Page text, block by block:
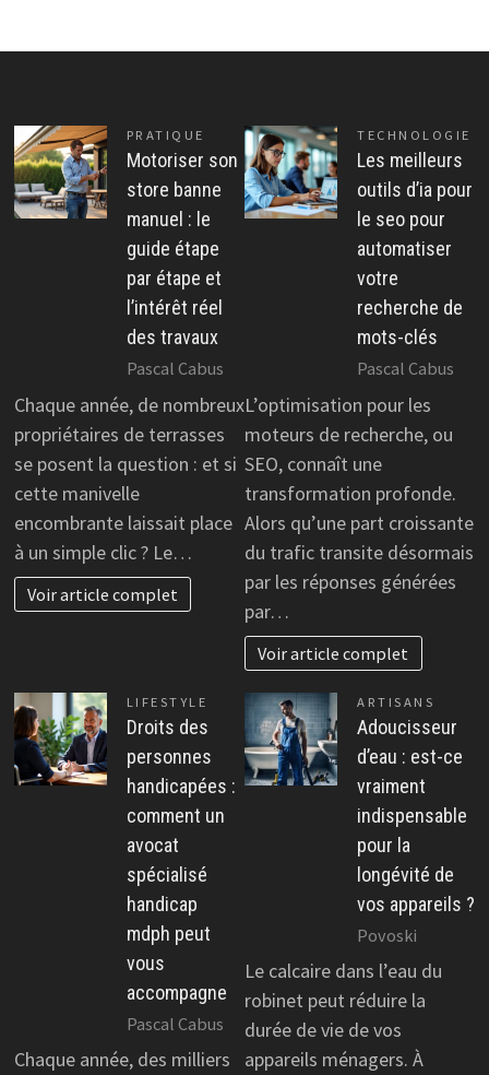
PRATIQUE
Motoriser son
store banne
manuel : le
guide étape
par étape et
l’intérêt réel
des travaux
Pascal Cabus
Chaque année, de nombreux
propriétaires de terrasses
se posent la question : et si
cette manivelle
encombrante laissait place
à un simple clic ? Le…
Voir article complet
TECHNOLOGIE
Les meilleurs
outils d’ia pour
le seo pour
automatiser
votre
recherche de
mots-clés
Pascal Cabus
L’optimisation pour les
moteurs de recherche, ou
SEO, connaît une
transformation profonde.
Alors qu’une part croissante
du trafic transite désormais
par les réponses générées
par…
Voir article complet
LIFESTYLE
Droits des
personnes
handicapées :
comment un
avocat
spécialisé
handicap
mdph peut
vous
accompagne
Pascal Cabus
Chaque année, des milliers
ARTISANS
Adoucisseur
d’eau : est-ce
vraiment
indispensable
pour la
longévité de
vos appareils ?
Povoski
Le calcaire dans l’eau du
robinet peut réduire la
durée de vie de vos
appareils ménagers. À